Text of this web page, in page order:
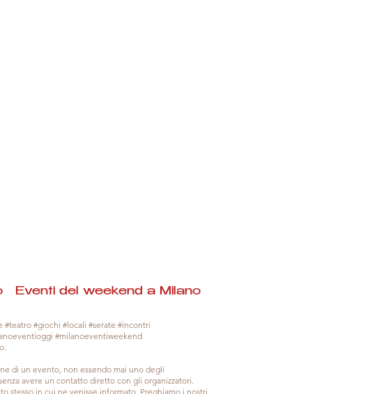
del weekend a Milano
#teatro #giochi #locali #serate #incontri
#milanoeventiweekend
di un evento, non essendo mai uno degli
avere un contatto diretto con gli organizzatori.
stesso in cui ne venisse informato. Preghiamo i nostri